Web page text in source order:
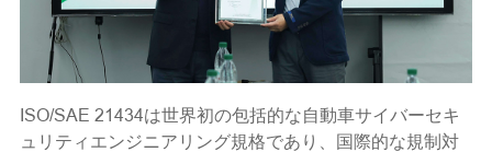
ISO/SAE 21434は世界初の包括的な自動車サイバーセキ
ュリティエンジニアリング規格であり、国際的な規制対